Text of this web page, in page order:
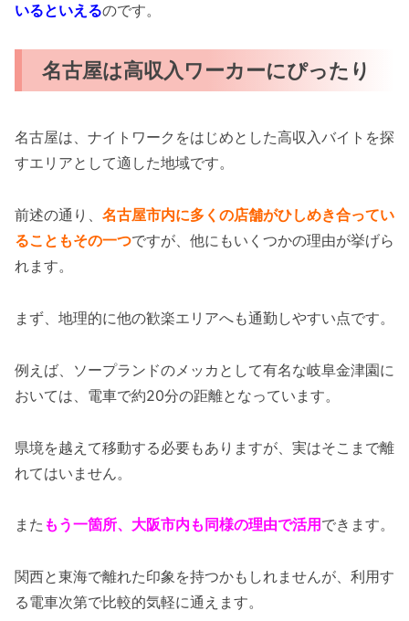
いるといえるのです。
名古屋は高収入ワーカーにぴったり
名古屋は、ナイトワークをはじめとした高収入バイトを探
すエリアとして適した地域です。
前述の通り、 名古屋市内に多くの店舗がひしめき合ってい
ることもその一つですが、他にもいくつかの理由が挙げら
れます。
まず、地理的に他の歓楽エリアへも通勤しやすい点です。
例えば、ソープランドのメッカとして有名な岐阜金津園に
おいては、電車で約20分の距離となっています。
県境を越えて移動する必要もありますが、実はそこまで離
れてはいません。
また もう一箇所、大阪市内も同様の理由で活用 できます。
関西と東海で離れた印象を持つかもしれませんが、利用す
る電車次第で比較的気軽に通えます。